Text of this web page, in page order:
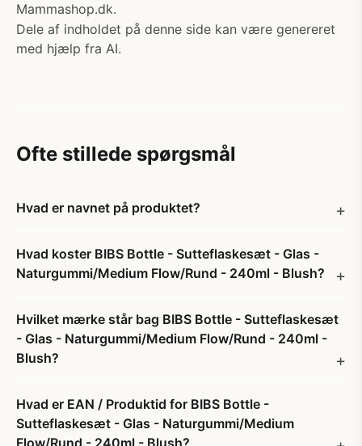
Mammashop.dk.
Dele af indholdet på denne side kan være genereret
med hjælp fra AI.
Ofte stillede spørgsmål
Hvad er navnet på produktet?
Hvad koster BIBS Bottle - Sutteflaskesæt - Glas -
Naturgummi/Medium Flow/Rund - 240ml - Blush?
Hvilket mærke står bag BIBS Bottle - Sutteflaskesæt
- Glas - Naturgummi/Medium Flow/Rund - 240ml -
Blush?
Hvad er EAN / Produktid for BIBS Bottle -
Sutteflaskesæt - Glas - Naturgummi/Medium
Flow/Rund - 240ml - Blush?